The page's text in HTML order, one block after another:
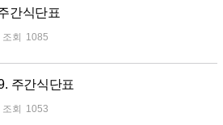
간식단표
1085
주간식단표
1053